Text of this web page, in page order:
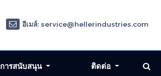
อีเมล์: service@hellerindustries.com
การสนับสนุน ติดต่อ